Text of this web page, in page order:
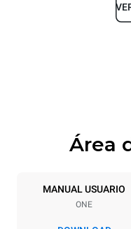
5
Distancia entre
Área
MANUAL USUARIO
ONE